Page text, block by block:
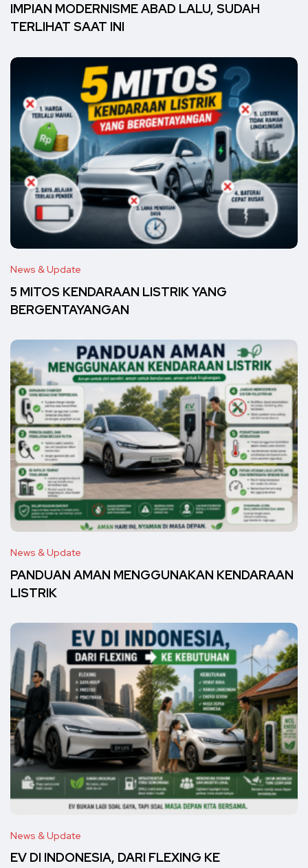
IMPIAN MODERNISME ABAD LALU, SUDAH
TERLIHAT SAAT INI
News & Update
5 MITOS KENDARAAN LISTRIK YANG
BERGENTAYANGAN
News & Update
PANDUAN AMAN MENGGUNAKAN KENDARAAN
LISTRIK
News & Update
EV DI INDONESIA, DARI FLEXING KE